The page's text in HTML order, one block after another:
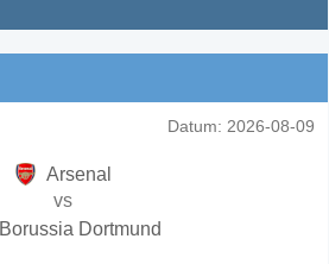
Datum: 2026-08-09
Arsenal
vs
Borussia Dortmund